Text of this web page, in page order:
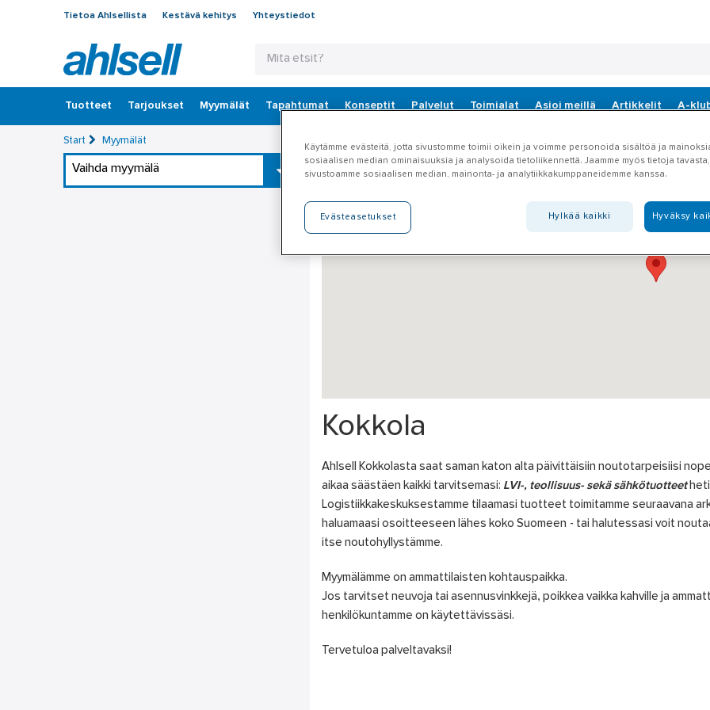
Tietoa Ahlsellista Kestävä kehitys Yhteystiedot
Tuotteet ‎Tarjoukset Myymälät Tapahtumat Konseptit Palvelut Toimialat Asioi meillä Artikkelit A-
Start Myymälät
Vaihda myymälä
Kokkola
Ahlsell Kokkolasta saat saman katon alta päivittäisiin noutotarpeisiisi
aikaa säästäen kaikki tarvitsemasi: LVI-, teollisuus- sekä sähkötuotteet
Logistiikkakeskuksestamme tilaamasi tuotteet toimitamme seuraavana
haluamaasi osoitteeseen lähes koko Suomeen - tai halutessasi voit
itse noutohyllystämme.
Myymälämme on ammattilaisten kohtauspaikka.
Jos tarvitset neuvoja tai asennusvinkkejä, poikkea vaikka kahville ja
henkilökuntamme on käytettävissäsi.
Tervetuloa palveltavaksi!
Käytämme evästeitä, jotta sivustomme toimii oikein ja voimme personoida sisältöä ja
sosiaalisen median ominaisuuksia ja analysoida tietoliikennettä. Jaamme myös tietoja
sivustoamme sosiaalisen median, mainonta- ja analytiikkakumppaneidemme kanssa.
Evästeasetukset Hylkää kaikki Hyväksy